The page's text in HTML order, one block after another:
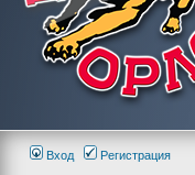
Вход Регистрация